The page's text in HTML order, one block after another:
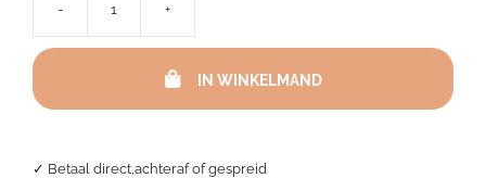
✓ Betaal direct,achteraf of gespreid
-
badjas
Anna
+
IN WINKELMAND